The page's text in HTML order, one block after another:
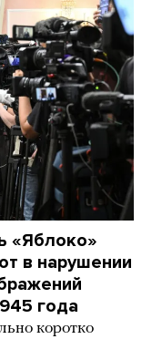
«Яблоко»
в нарушении
года
коротко